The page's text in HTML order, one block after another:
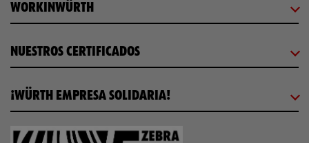
WORKINWÜRTH
NUESTROS CERTIFICADOS
¡WÜRTH EMPRESA SOLIDARIA!